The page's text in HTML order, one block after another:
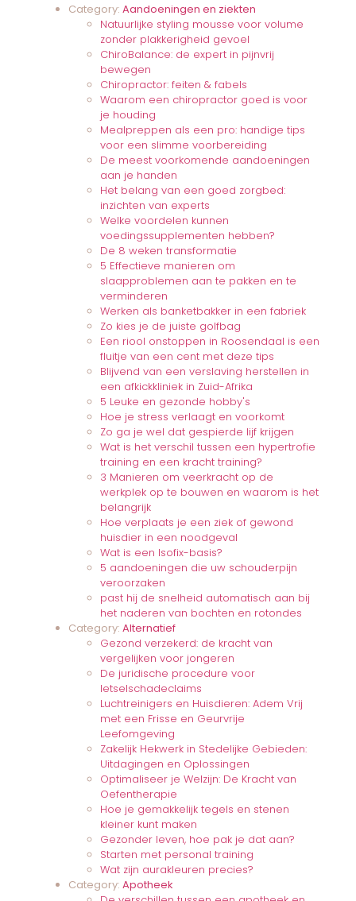
Category: Aandoeningen en ziekten
Natuurlijke styling mousse voor volume
zonder plakkerigheid gevoel
ChiroBalance: de expert in pijnvrij
bewegen
Chiropractor: feiten & fabels
Waarom een chiropractor goed is voor
je houding
Mealpreppen als een pro: handige tips
voor een slimme voorbereiding
De meest voorkomende aandoeningen
aan je handen
Het belang van een goed zorgbed:
inzichten van experts
Welke voordelen kunnen
voedingssupplementen hebben?
De 8 weken transformatie
5 Effectieve manieren om
slaapproblemen aan te pakken en te
verminderen
Werken als banketbakker in een fabriek
Zo kies je de juiste golfbag
Een riool onstoppen in Roosendaal is een
fluitje van een cent met deze tips
Blijvend van een verslaving herstellen in
een afkickkliniek in Zuid-Afrika
5 Leuke en gezonde hobby's
Hoe je stress verlaagt en voorkomt
Zo ga je wel dat gespierde lijf krijgen
Wat is het verschil tussen een hypertrofie
training en een kracht training?
3 Manieren om veerkracht op de
werkplek op te bouwen en waarom is het
belangrijk
Hoe verplaats je een ziek of gewond
huisdier in een noodgeval
Wat is een Isofix-basis?
5 aandoeningen die uw schouderpijn
veroorzaken
past hij de snelheid automatisch aan bij
het naderen van bochten en rotondes
Category: Alternatief
Gezond verzekerd: de kracht van
vergelijken voor jongeren
De juridische procedure voor
letselschadeclaims
Luchtreinigers en Huisdieren: Adem Vrij
met een Frisse en Geurvrije
Leefomgeving
Zakelijk Hekwerk in Stedelijke Gebieden:
Uitdagingen en Oplossingen
Optimaliseer je Welzijn: De Kracht van
Oefentherapie
Hoe je gemakkelijk tegels en stenen
kleiner kunt maken
Gezonder leven, hoe pak je dat aan?
Starten met personal training
Wat zijn aurakleuren precies?
Category: Apotheek